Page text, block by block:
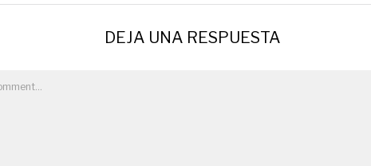
DEJA UNA RESPUESTA